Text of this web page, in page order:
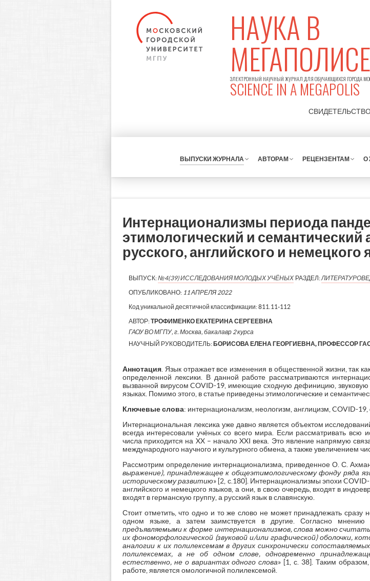
НАУКА В
МЕГАПОЛИСЕ
ЭЛЕКТРОННЫЙ НАУЧНЫЙ ЖУРНАЛ ДЛЯ ОБУЧАЮЩИХСЯ ГОРОДА
SCIENCE IN A MEGAPOLIS
ВЫПУСКИ ЖУРНАЛА АВТОРАМ РЕЦЕНЗЕНТАМ О
Интернационализмы периода
этимологический и семантический
русского, английского и немецкого
ВЫПУСК:№4(39) ИССЛЕДОВАНИЯ МОЛОДЫХ УЧЁНЫХ РАЗДЕЛ:
ОПУБЛИКОВАНО: 11 АПРЕЛЯ 2022
Код уникальной десятичной классификации:811.11-112
АВТОР:ТРОФИМЕНКО ЕКАТЕРИНА СЕРГЕЕВНА
ГАОУ ВО МГПУ, г. Москва, бакалавр 2 курса
НАУЧНЫЙ РУКОВОДИТЕЛЬ: БОРИСОВА ЕЛЕНА ГЕОРГИЕВНА, ПРОФЕССОР
Аннотация. Язык отражает все изменения в общественной жизни, так
определенной лексики. В данной работе рассматриваются
вызванной вирусом COVID-19, имеющие сходную дефиницию,
языках. Помимо этого, в статье приведены этимологические и
Ключевые слова: интернационализм, неологизм, англицизм, COVID-19,
Интернациональная лексика уже давно является объектом
всегда интересовали учёных со всего мира. Если рассматривать всю
числа приходится на XX – начало XXI века. Это явление напрямую
международного научного и культурного обмена, а также увеличением
Рассмотрим определение интернационализма, приведенное О. С.
выражение), принадлежащее к общеэтимологическому фонду ряда
историческому развитию» [2, с.180]. Интернационализмы эпохи
английского и немецкого языков, а они, в свою очередь, входят в
входят в германскую группу, а русский язык в славянскую.
Стоит отметить, что одно и то же слово не может принадлежать сразу
одном языке, а затем заимствуется в другие. Согласно
предъявляемыми к форме интернационализмов, слова можно
их фономорфологической (звуковой и/или графической) оболочки,
аналогии к их полилексемам в других синхронически
полилексемах, а не об одном слове, одновременно
естественно, не о вариантах одного слова» [1, с. 38]. Таким
работе, является омологичной полилексемой.